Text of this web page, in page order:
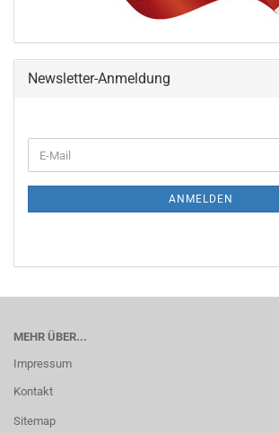
Newsletter-Anmeldung
ANMELDEN
MEHR ÜBER...
Impressum
Kontakt
Sitemap